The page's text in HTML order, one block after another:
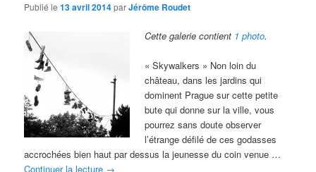
Publié le13 avril 2014parJérôme Roudet
Cette galerie contient 1 photo.
« Skywalkers » Non loin du
château, dans les jardins qui
dominent Prague sur cette petite
bute qui donne sur la ville, vous
pourrez sans doute observer
l’étrange défilé de ces godasses
accrochées bien haut par dessus la jeunesse du coin venue …
Continuer la lecture →